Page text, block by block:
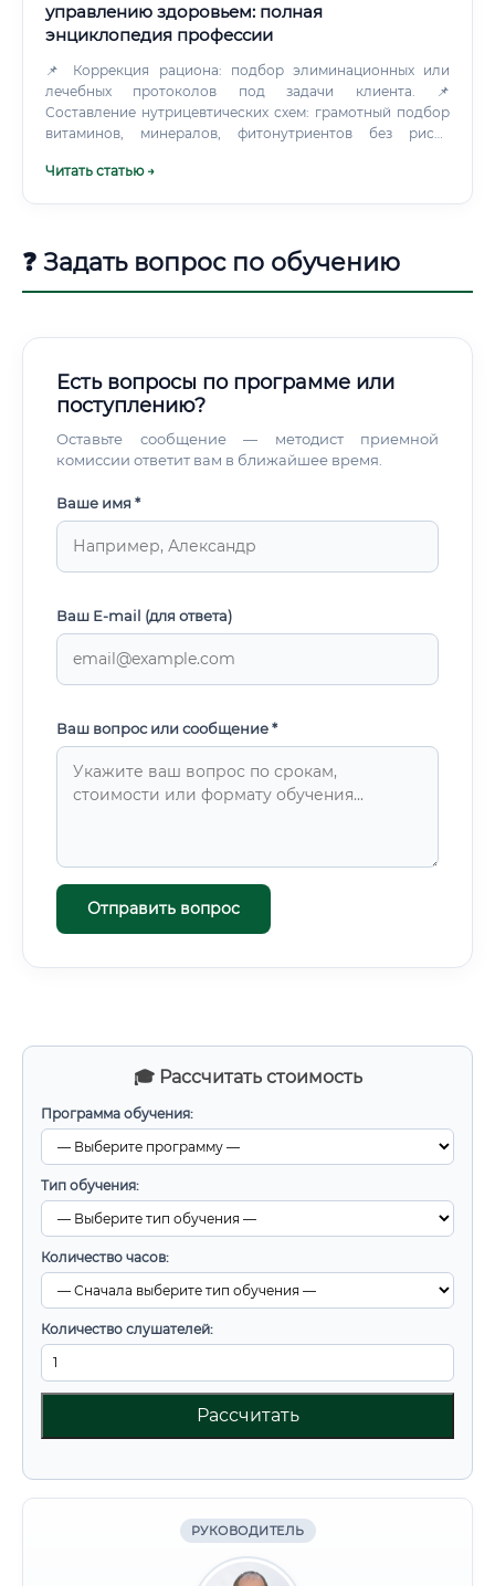
🎓 Рассчитать стоимость
Программа обучения:
Тип обучения:
Количество часов:
Количество слушателей:
Рассчитать
РУКОВОДИТЕЛЬ
управлению здоровьем: полная
энциклопедия профессии
📌 Коррекция рациона: подбор элиминационных или
лечебных протоколов под задачи клиента. 📌
Составление нутрицевтических схем: грамотный подбор
витаминов, минералов, фитонутриентов без риска
Читать статью →
❓ Задать вопрос по обучению
Есть вопросы по программе или
поступлению?
Оставьте сообщение — методист приемной
комиссии ответит вам в ближайшее время.
Ваше имя *
Ваш E-mail (для ответа)
Ваш вопрос или сообщение *
Отправить вопрос